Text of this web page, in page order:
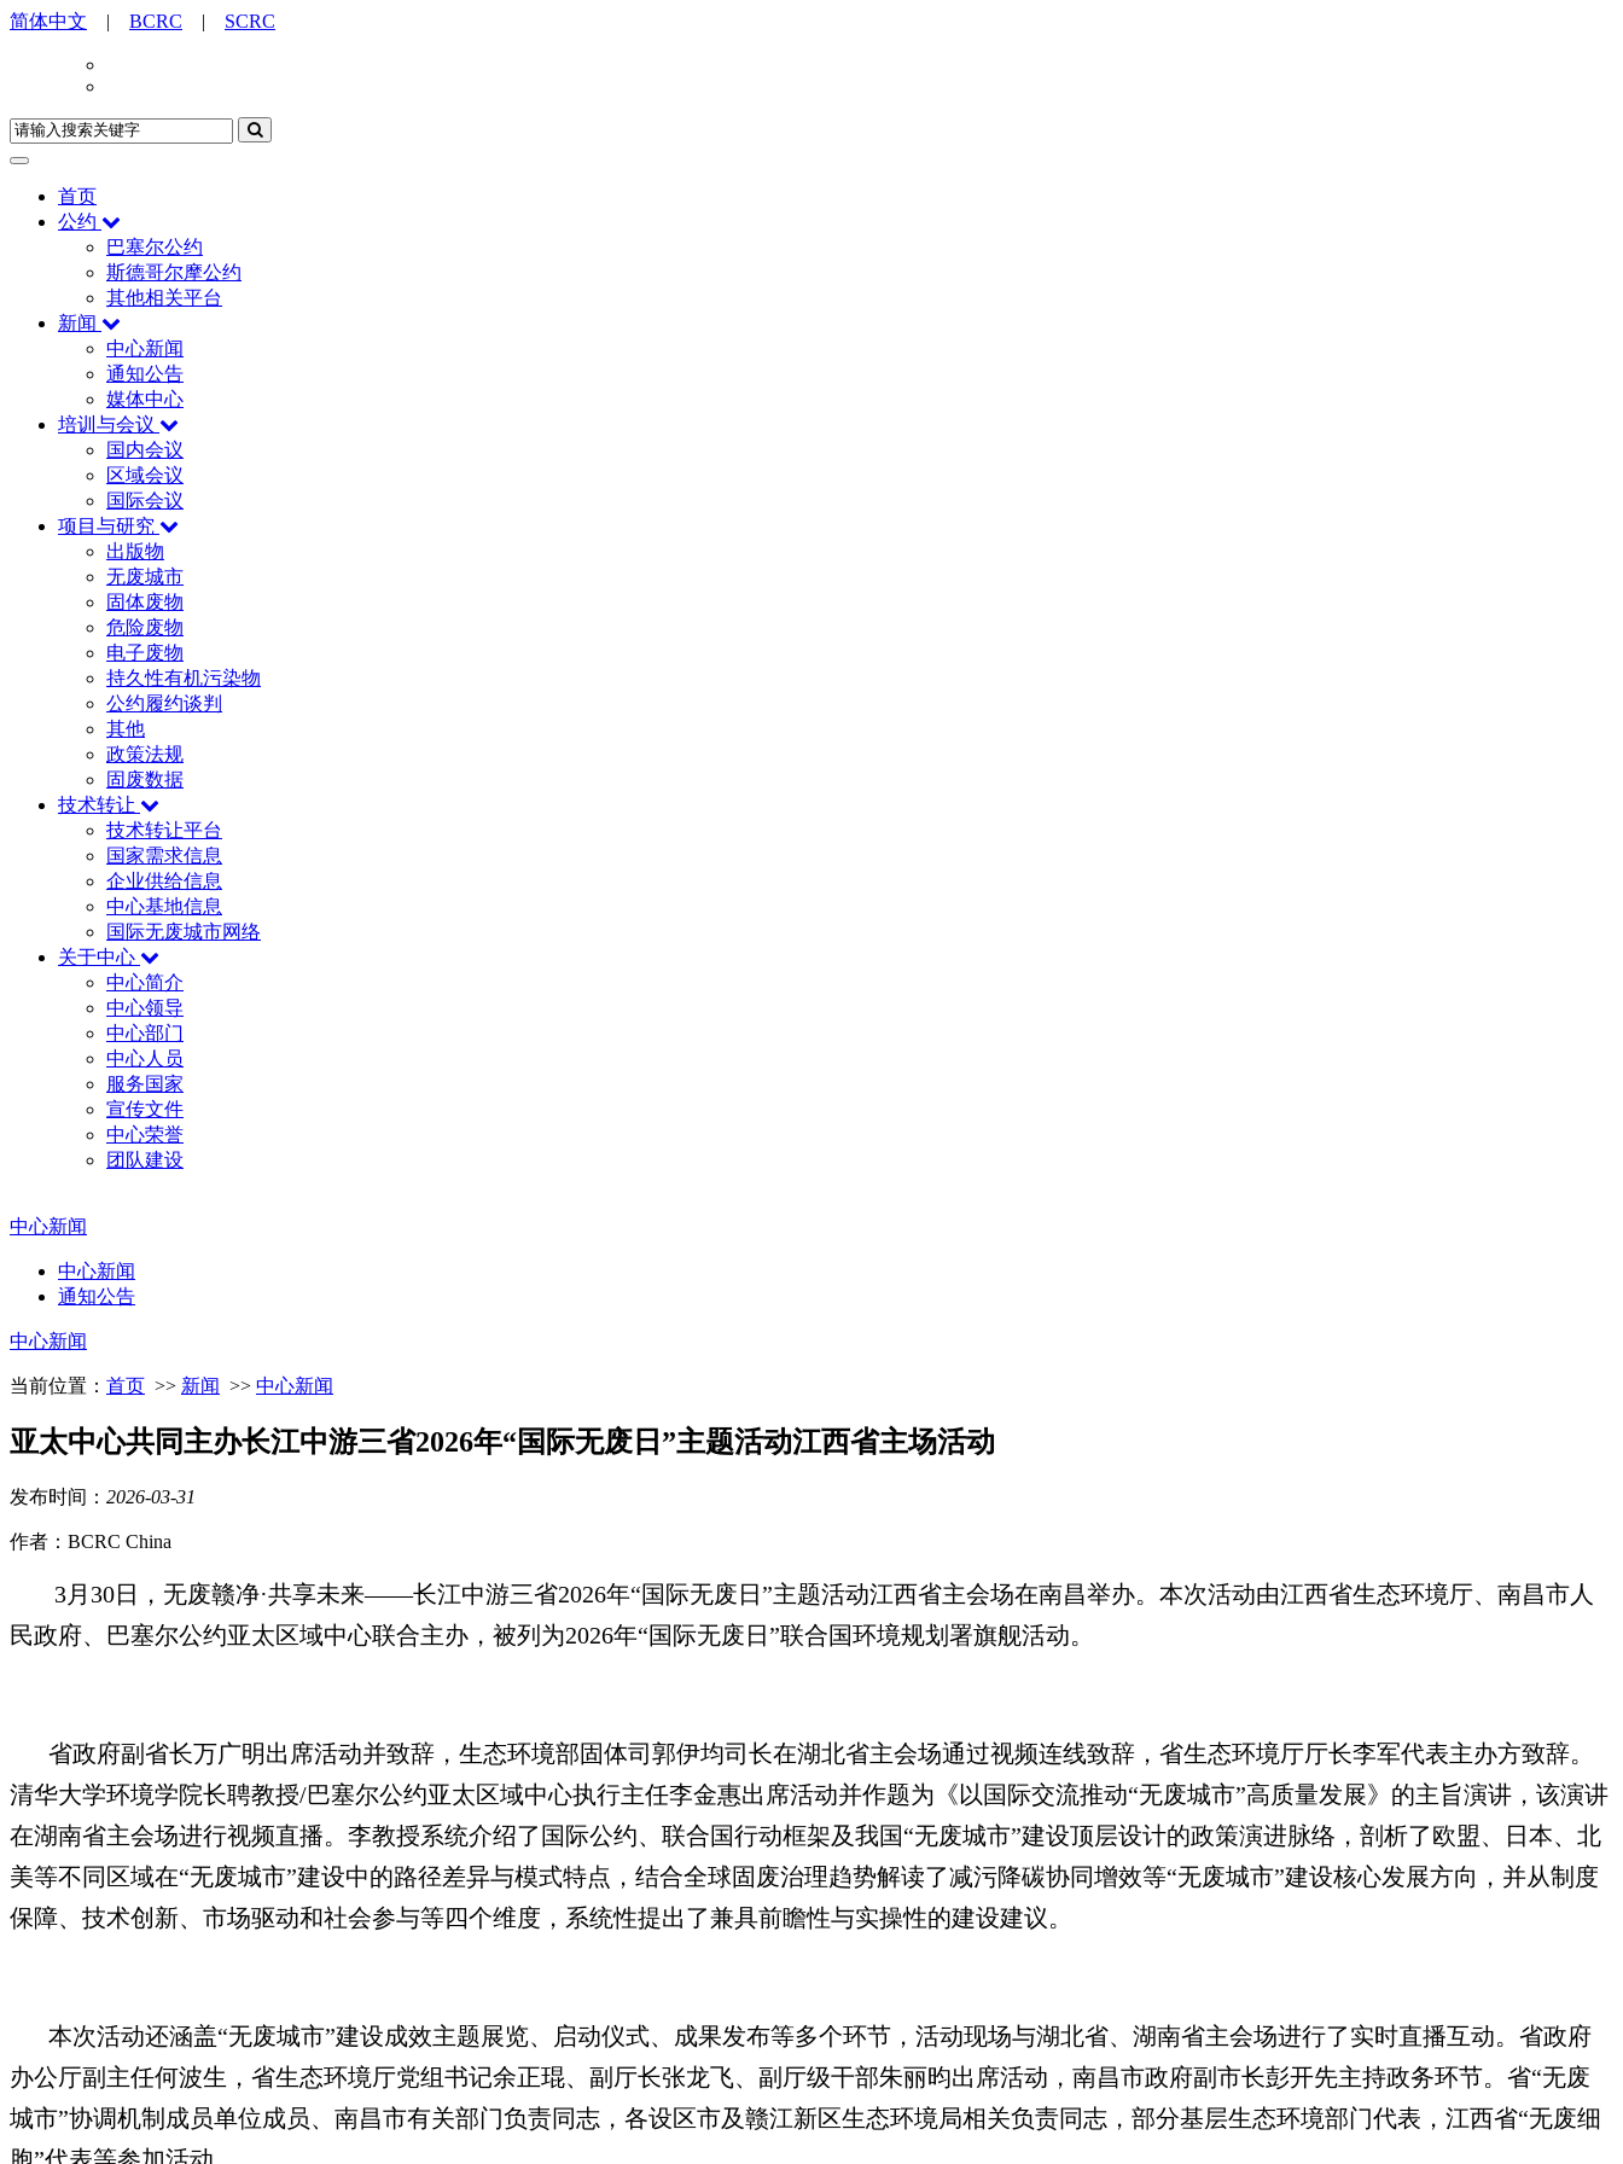
简体中文 | BCRC | SCRC
首页
公约
巴塞尔公约
斯德哥尔摩公约
其他相关平台
新闻
中心新闻
通知公告
媒体中心
培训与会议
国内会议
区域会议
国际会议
项目与研究
出版物
无废城市
固体废物
危险废物
电子废物
持久性有机污染物
公约履约谈判
其他
政策法规
固废数据
技术转让
技术转让平台
国家需求信息
企业供给信息
中心基地信息
国际无废城市网络
关于中心
中心简介
中心领导
中心部门
中心人员
服务国家
宣传文件
中心荣誉
团队建设
中心新闻
中心新闻
通知公告
中心新闻
当前位置： 首页 >> 新闻 >> 中心新闻
亚太中心共同主办长江中游三省2026年“国际无废日”主题活动江西省主场活动
发布时间： 2026-03-31
作者：BCRC China
3月30日，无废赣净·共享未来——长江中游三省2026年“国际无废日”主题活动江西省主会场在南昌举办。本次活动由江西省生态环境厅、南昌市人
民政府、巴塞尔公约亚太区域中心联合主办，被列为2026年“国际无废日”联合国环境规划署旗舰活动。
省政府副省长万广明出席活动并致辞，生态环境部固体司郭伊均司长在湖北省主会场通过视频连线致辞，省生态环境厅厅长李军代表主办方致辞。
清华大学环境学院长聘教授/巴塞尔公约亚太区域中心执行主任李金惠出席活动并作题为《以国际交流推动“无废城市”高质量发展》的主旨演讲，该演讲
在湖南省主会场进行视频直播。李教授系统介绍了国际公约、联合国行动框架及我国“无废城市”建设顶层设计的政策演进脉络，剖析了欧盟、日本、北
美等不同区域在“无废城市”建设中的路径差异与模式特点，结合全球固废治理趋势解读了减污降碳协同增效等“无废城市”建设核心发展方向，并从制度
保障、技术创新、市场驱动和社会参与等四个维度，系统性提出了兼具前瞻性与实操性的建设建议。
本次活动还涵盖“无废城市”建设成效主题展览、启动仪式、成果发布等多个环节，活动现场与湖北省、湖南省主会场进行了实时直播互动。省政府
办公厅副主任何波生，省生态环境厅党组书记余正琨、副厅长张龙飞、副厅级干部朱丽昀出席活动，南昌市政府副市长彭开先主持政务环节。省“无废
城市”协调机制成员单位成员、南昌市有关部门负责同志，各设区市及赣江新区生态环境局相关负责同志，部分基层生态环境部门代表，江西省“无废细